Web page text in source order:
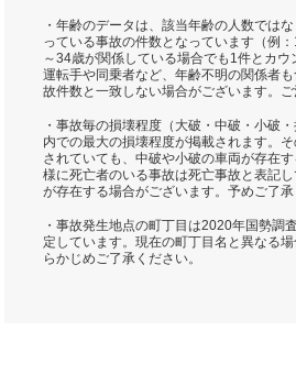
・年齢のデータは、該当年齢の人数では
っている事故の件数となっています（例
～34歳が関係している場合でも1件とカ
運転手や同乗者など、年齢不明の関係者
故件数と一致しない場合がございます。ご
・事故毎の損壊程度（大破・中破・小破
内での最大の損壊程度が掲載されます。
されていても、中破や小破の車両が存在
様に死亡者のいる事故は死亡事故と表記
が存在する場合がございます。予めご了承
・事故発生地点の町丁目は2020年国勢調
定しています。現在の町丁目名と異なる
らかじめご了承ください。